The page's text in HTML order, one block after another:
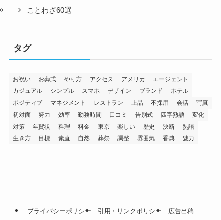
ことわざ60選
タグ
お祝い お葬式 やり方 アクセス アメリカ
エージェント
カジュアル
シンプル スマホ デザイン ブランド
ホテル
ポジティブ
マネジメント レストラン 上品 不採用 会話
写真
初対面
努力 効率 勤務時間 口コミ 告別式 四字熟語
変化
対策
年賀状 料理 料金 東京 楽しい 歴史 決断
熟語
生き方
目標 素直 自然 葬祭 調整 雰囲気 香典 魅力
プライバシーポリシー 引用・リンクポリシー 広告出稿